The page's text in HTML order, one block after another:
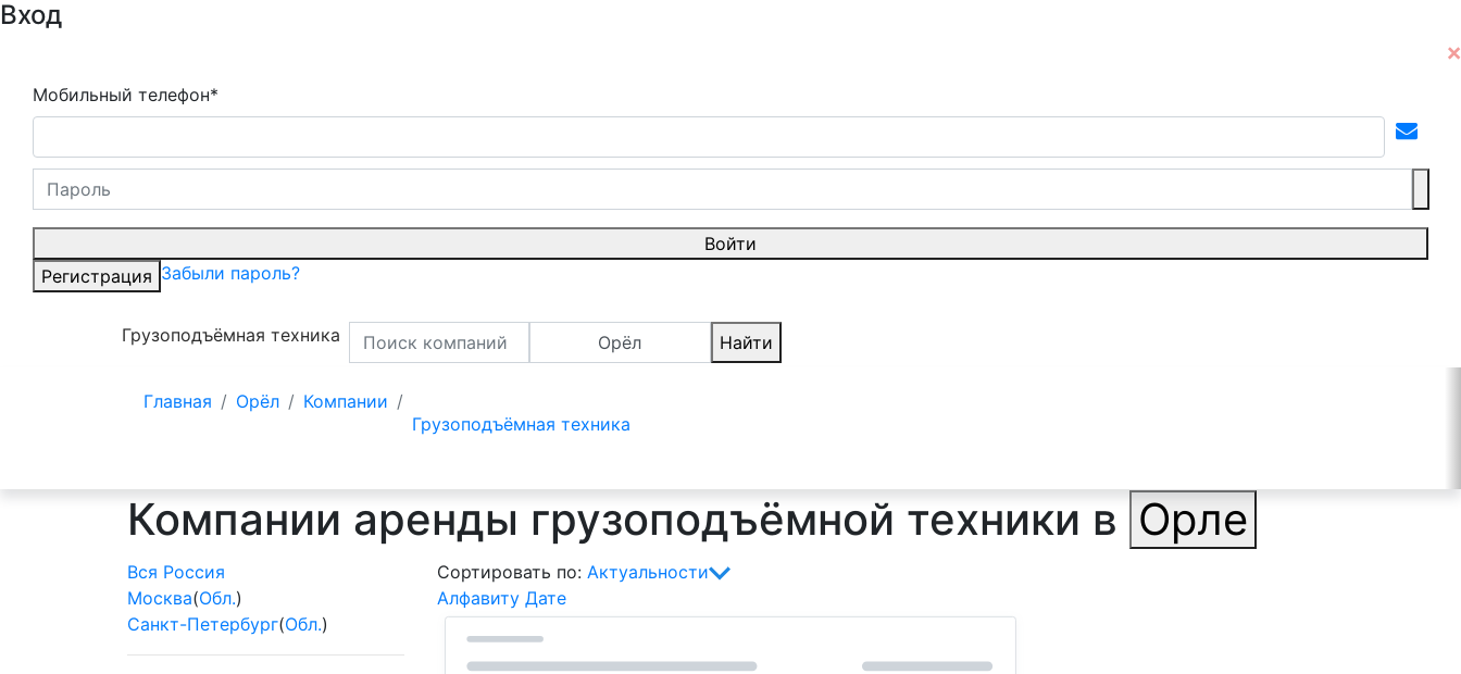
Вход
Мобильный телефон*
Войти
Регистрация Забыли пароль?
Грузоподъёмная техника Орёл Найти
Главная Орёл
Компании
Грузоподъёмная техника
Компании аренды грузоподъёмной техники в Орле
Вся Россия
Москва(Обл.)
Санкт-Петербург(Обл.)
Сортировать по: Актуальности
Алфавиту Дате